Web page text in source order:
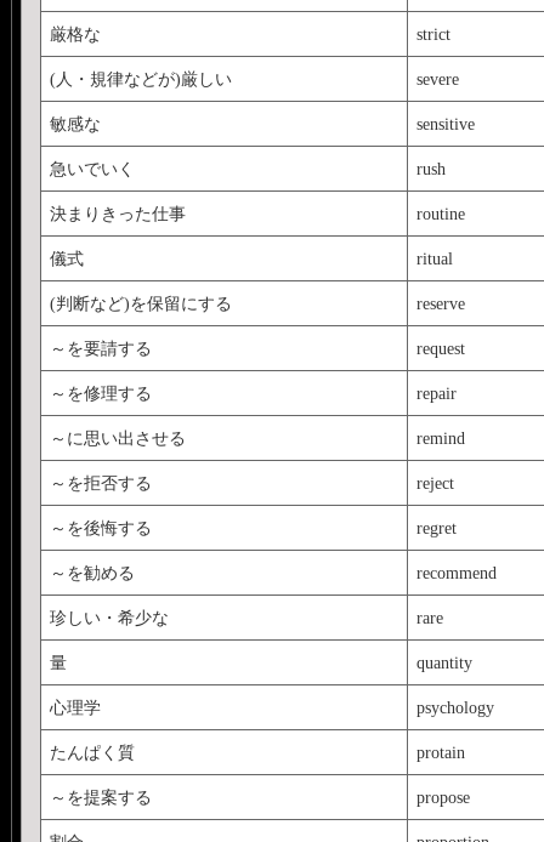
厳格な strict
(人・規律などが)厳しい severe
敏感な sensitive
急いでいく rush
決まりきった仕事 routine
儀式 ritual
(判断など)を保留にする reserve
～を要請する request
～を修理する repair
～に思い出させる remind
～を拒否する reject
～を後悔する regret
～を勧める recommend
珍しい・希少な rare
量 quantity
心理学 psychology
たんぱく質 protain
～を提案する propose